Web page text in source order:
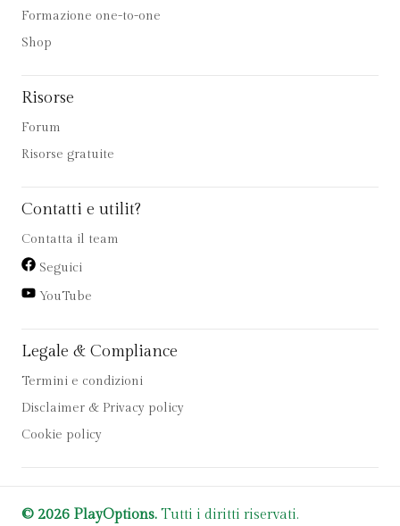
Formazione one-to-one
Shop
Risorse
Forum
Risorse gratuite
Contatti e utilit?
Contatta il team
Seguici
YouTube
Legale & Compliance
Termini e condizioni
Disclaimer & Privacy policy
Cookie policy
© 2026 PlayOptions. Tutti i diritti riservati.